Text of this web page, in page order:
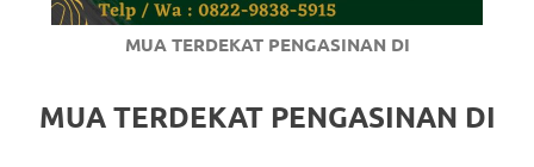
MUA TERDEKAT PENGASINAN DI
MUA TERDEKAT PENGASINAN DI